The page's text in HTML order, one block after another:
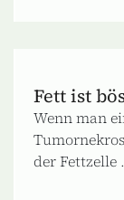
Fett ist
Wenn man
der Fettzelle